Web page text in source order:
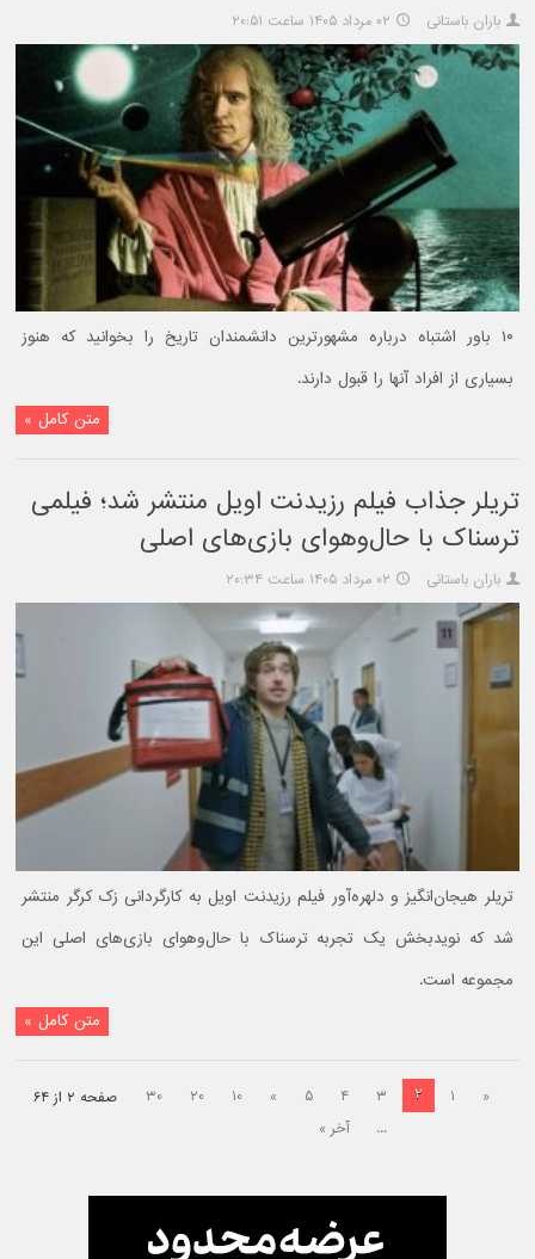
باران باستانی ۰۲ مرداد ۱۴۰۵ ساعت ۲۰:۵۱
۱۰ باور اشتباه درباره مشهورترین دانشمندان تاریخ را بخوانید که هنوز
بسیاری از افراد آنها را قبول دارند.
متن کامل »
تریلر جذاب فیلم رزیدنت اویل منتشر شد؛ فیلمی
ترسناک‌ با حال‌وهوای بازی‌های اصلی
باران باستانی ۰۲ مرداد ۱۴۰۵ ساعت ۲۰:۳۴
تریلر هیجان‌انگیز و دلهره‌آور فیلم رزیدنت اویل به کارگردانی زک کرگر منتشر
شد که نویدبخش یک تجربه ترسناک با حال‌وهوای بازی‌های اصلی این
مجموعه است.
متن کامل »
صفحه ۲ از ۶۴ « ۱ ۲ ۳ ۴ ۵ » ۱۰ ۲۰
۳۰
...
آخر »